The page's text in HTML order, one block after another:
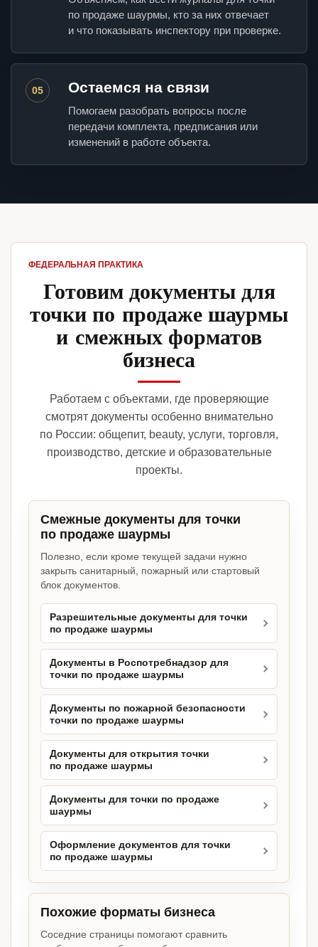
по продаже шаурмы, кто за них отвечает
и что показывать инспектору при проверке.
05 Остаемся на связи
Помогаем разобрать вопросы после
передачи комплекта, предписания или
изменений в работе объекта.
ФЕДЕРАЛЬНАЯ ПРАКТИКА
Готовим документы для
точки по продаже шаурмы
и смежных форматов
бизнеса
Работаем с объектами, где проверяющие
смотрят документы особенно внимательно
по России: общепит, beauty, услуги, торговля,
производство, детские и образовательные
проекты.
Смежные документы для точки
по продаже шаурмы
Полезно, если кроме текущей задачи нужно
закрыть санитарный, пожарный или стартовый
блок документов.
Разрешительные документы для точки
по продаже шаурмы
Документы в Роспотребнадзор для
точки по продаже шаурмы
Документы по пожарной безопасности
точки по продаже шаурмы
Документы для открытия точки
по продаже шаурмы
Документы для точки по продаже
шаурмы
Оформление документов для точки
по продаже шаурмы
Похожие форматы бизнеса
Соседние страницы помогают сравнить